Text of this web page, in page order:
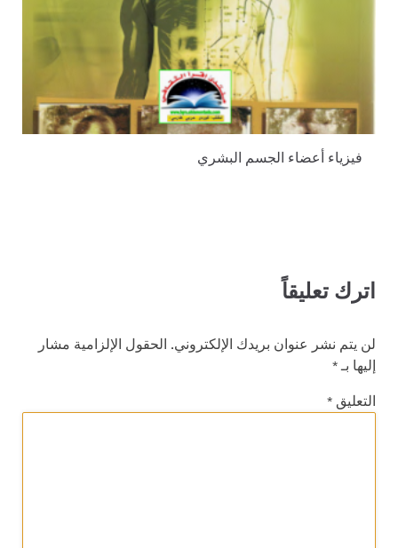
فيزياء أعضاء الجسم البشري
اترك تعليقاً
لن يتم نشر عنوان بريدك الإلكتروني. الحقول الإلزامية مشار
إليها بـ*
التعليق *